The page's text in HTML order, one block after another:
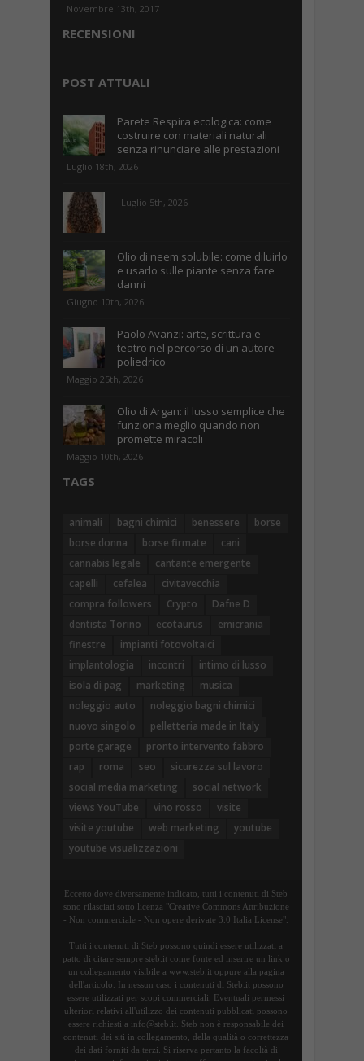
Novembre 13th, 2017
RECENSIONI
POST ATTUALI
Parete Respira ecologica: come
costruire con materiali naturali
senza rinunciare alle prestazioni
Luglio 18th, 2026
Luglio 5th, 2026
Olio di neem solubile: come diluirlo
e usarlo sulle piante senza fare
danni
Giugno 10th, 2026
Paolo Avanzi: arte, scrittura e
teatro nel percorso di un autore
poliedrico
Maggio 25th, 2026
Olio di Argan: il lusso semplice che
funziona meglio quando non
promette miracoli
Maggio 10th, 2026
TAGS
animali bagni chimici benessere
borse
borse donna
borse firmate
cani
cannabis legale
cantante emergente
capelli
cefalea
civitavecchia
compra followers
Crypto
Dafne D
dentista Torino
ecotaurus
emicrania
finestre
impianti fotovoltaici
implantologia
incontri
intimo di lusso
isola di pag
marketing
musica
noleggio auto
noleggio bagni chimici
nuovo singolo
pelletteria made in Italy
porte garage
pronto intervento fabbro
rap
roma seo
sicurezza sul lavoro
social media marketing
social network
views YouTube
vino rosso
visite
visite youtube
web marketing
youtube
youtube visualizzazioni
Eccetto dove diversamente indicato, tutti i contenuti di Steb
sono rilasciati sotto licenza "Creative Commons Attribuzione
- Non commerciale - Non opere derivate 3.0 Italia License".
Tutti i contenuti di Steb possono quindi essere utilizzati a
patto di citare sempre steb.it come fonte ed inserire un link o
un collegamento visibile a www.steb.it oppure alla pagina
dell'articolo. In nessun caso i contenuti di Steb.it possono
essere utilizzati per scopi commerciali. Eventuali permessi
ulteriori relativi all'utilizzo dei contenuti pubblicati possono
essere richiesti a info@steb.it. Steb non è responsabile dei
contenuti dei siti in collegamento, della qualità o correttezza
dei dati forniti da terzi. Si riserva pertanto la facoltà di